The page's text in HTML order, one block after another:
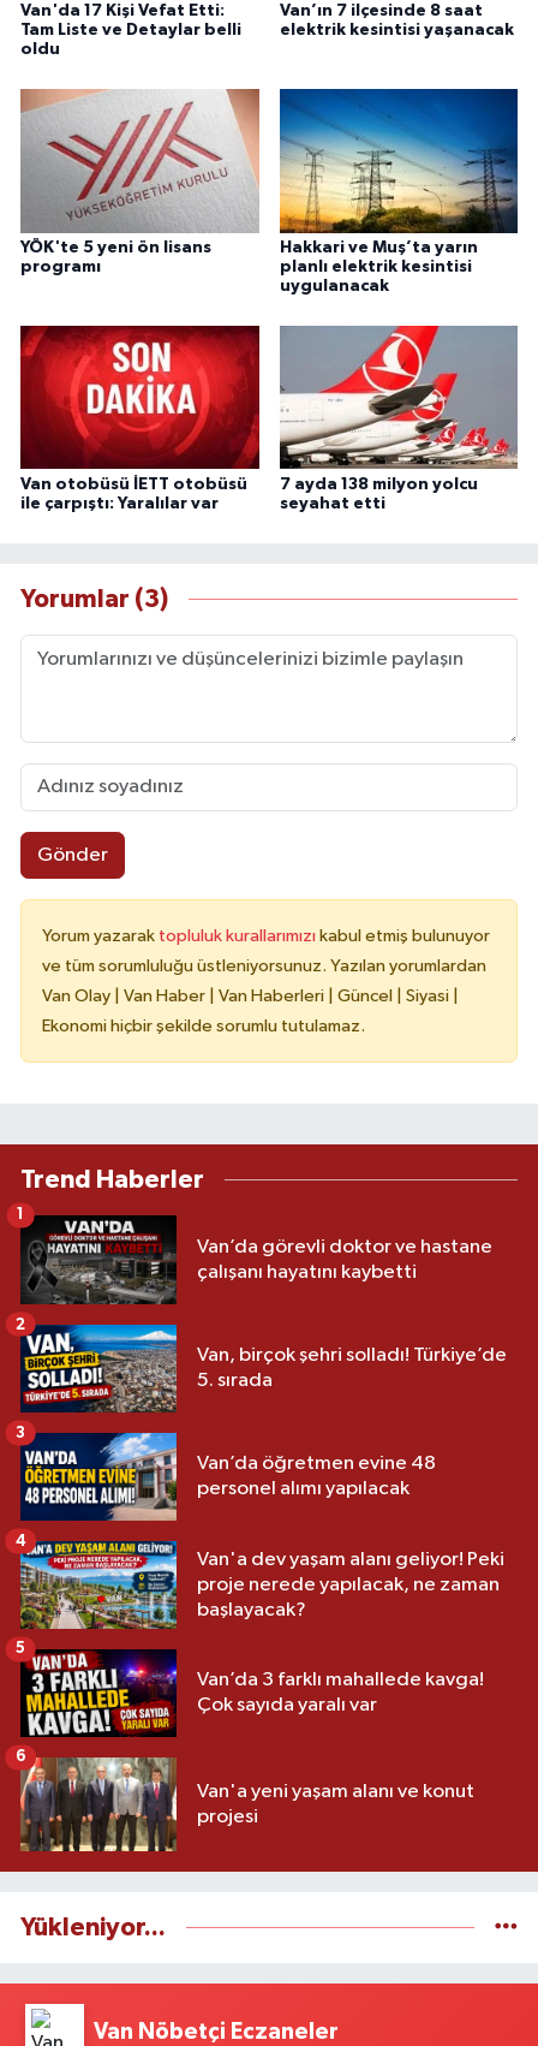
Van'da 17 Kişi Vefat Etti:
Tam Liste ve Detaylar belli
oldu
Van’ın 7 ilçesinde 8 saat
elektrik kesintisi yaşanacak
YÖK'te 5 yeni ön lisans
programı
Hakkari ve Muş’ta yarın
planlı elektrik kesintisi
uygulanacak
Van otobüsü İETT otobüsü
ile çarpıştı: Yaralılar var
7 ayda 138 milyon yolcu
seyahat etti
Yorumlar (3)
Gönder
Yorum yazarak topluluk kurallarımızı kabul etmiş bulunuyor
ve tüm sorumluluğu üstleniyorsunuz. Yazılan yorumlardan
Van Olay | Van Haber | Van Haberleri | Güncel | Siyasi |
Ekonomi hiçbir şekilde sorumlu tutulamaz.
Trend Haberler
Van’da görevli doktor ve hastane
çalışanı hayatını kaybetti
Van, birçok şehri solladı! Türkiye’de
5. sırada
2
Van’da öğretmen evine 48
personel alımı yapılacak
3
Van'a dev yaşam alanı geliyor! Peki
proje nerede yapılacak, ne zaman
başlayacak?
4
Van’da 3 farklı mahallede kavga!
Çok sayıda yaralı var
5
Van'a yeni yaşam alanı ve konut
projesi
6
Yükleniyor...
Van Nöbetçi Eczaneler